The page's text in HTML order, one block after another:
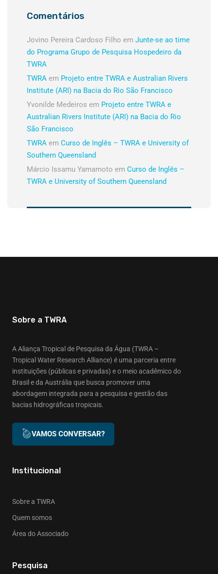
Comentários
Jovino Pereira Cardoso Filho em Junte-se ao time
do Programa Grupo de Pesquisa Hospedeiro da
TWRA
TWRA em Projeto entre TWRA e Australian Rivers
Institute (ARI) na Bacia do Rio São Francisco
Yvonilde Medeiros em Projeto entre TWRA e
Australian Rivers Institute (ARI) na Bacia do Rio
São Francisco
TWRA em Curso de Inglês – TWRA e University of
Southern Queensland
Márcio Issamu Yamamoto em Curso de Inglês –
TWRA e University of Southern Queensland
Sobre a TWRA
A Aliança Tropical de Pesquisa da Água (TWRA –
Tropical Water Research Alliance) é uma parceria entre
instituições (públicas e privadas) e o meio acadêmico do
Brasil e da Austrália que busca promover uma
abordagem integrada para a pesquisa e gestão das
bacias hidrográficas tropicais.
VAMOS CONVERSAR?
Institucional
Sobre a TWRA
Quem somos
Área do Associado
Pesquisa